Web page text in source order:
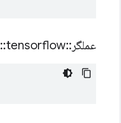
عملگر ::
tensorflow
::